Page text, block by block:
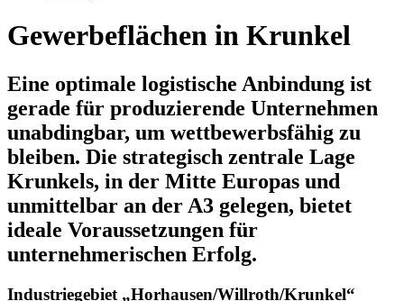
Gewerbeflächen in Krunkel
Eine optimale logistische Anbindung ist
gerade für produzierende Unternehmen
unabdingbar, um wettbewerbsfähig zu
bleiben. Die strategisch zentrale Lage
Krunkels, in der Mitte Europas und
unmittelbar an der A3 gelegen, bietet
ideale Voraussetzungen für
unternehmerischen Erfolg.
Industriegebiet „Horhausen/Willroth/Krunkel“